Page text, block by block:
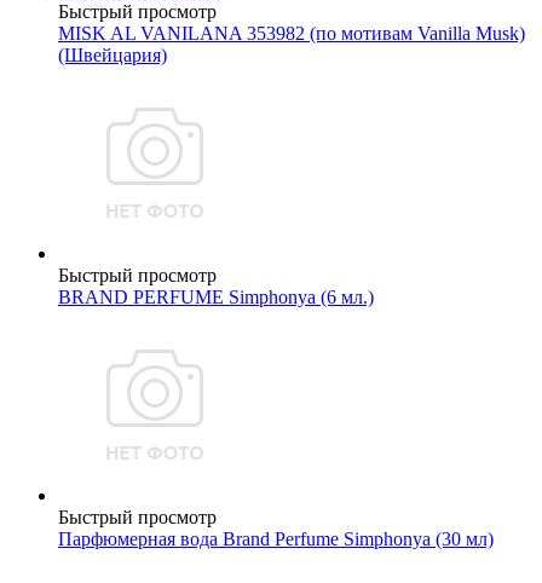
Быстрый просмотр
MISK AL VANILANA 353982 (по мотивам Vanilla Musk)
(Швейцария)
Быстрый просмотр
BRAND PERFUME Simphonya (6 мл.)
Быстрый просмотр
Парфюмерная вода Brand Perfume Simphonya (30 мл)